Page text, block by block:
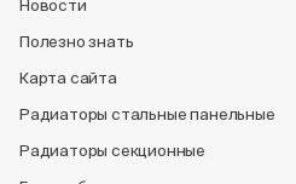
Новости
Полезно знать
Карта сайта
Радиаторы стальные панельные
Радиаторы секционные